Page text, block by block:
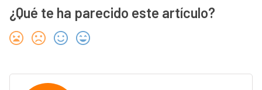
¿Qué te ha parecido este artículo?